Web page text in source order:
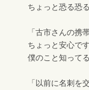
ちょっと恐る恐
「古市さんの携
ちょっと安心です
僕のこと知ってる
「以前に名刺を